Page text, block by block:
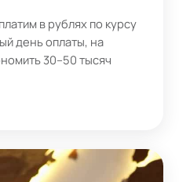
в рублях по курсу
день оплаты, на
30–50 тысяч